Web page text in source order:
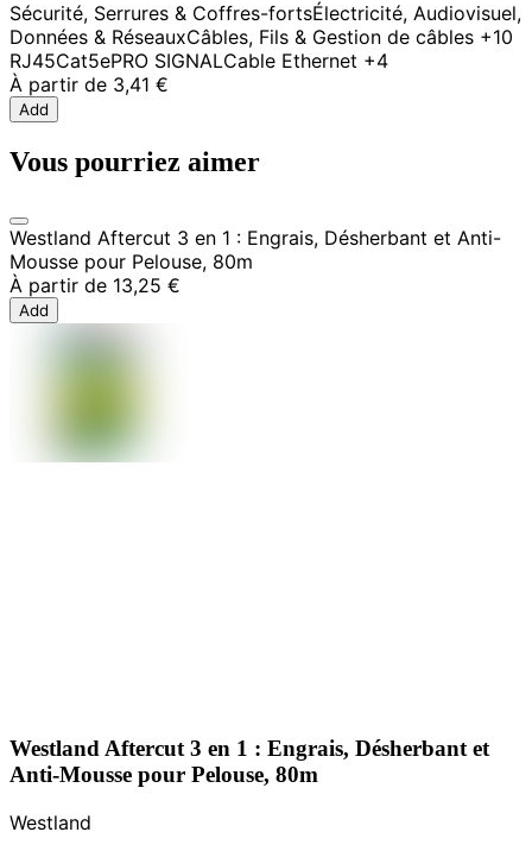
Sécurité, Serrures & Coffres-fortsÉlectricité, Audiovisuel,
Données & RéseauxCâbles, Fils & Gestion de câbles +10
RJ45Cat5ePRO SIGNALCable Ethernet +4
À partir de 3,41 €
Add
Vous pourriez aimer
Westland Aftercut 3 en 1 : Engrais, Désherbant et Anti-
Mousse pour Pelouse, 80m
À partir de 13,25 €
Add
Westland Aftercut 3 en 1 : Engrais, Désherbant et
Anti-Mousse pour Pelouse, 80m
Westland